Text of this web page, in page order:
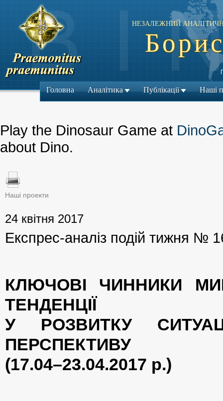
НЕЗАЛЕЖНИЙ
Головна Аналітика Публікації Наші
Play the Dinosaur Game at
about Dino.
Наші проекти
24 квітня 2017
Експрес-аналіз подій тижня №
КЛЮЧОВІ ЧИННИКИ
ТЕНДЕНЦІЇ
У РОЗВИТКУ
ПЕРСПЕКТИВУ
(17.04–23.04.2017 р.)